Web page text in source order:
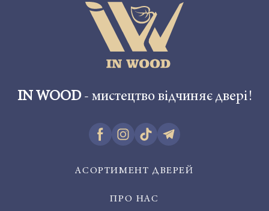
IN WOOD- мистецтво відчиняє двері!
АСОРТИМЕНТ ДВЕРЕЙ
ПРО НАС